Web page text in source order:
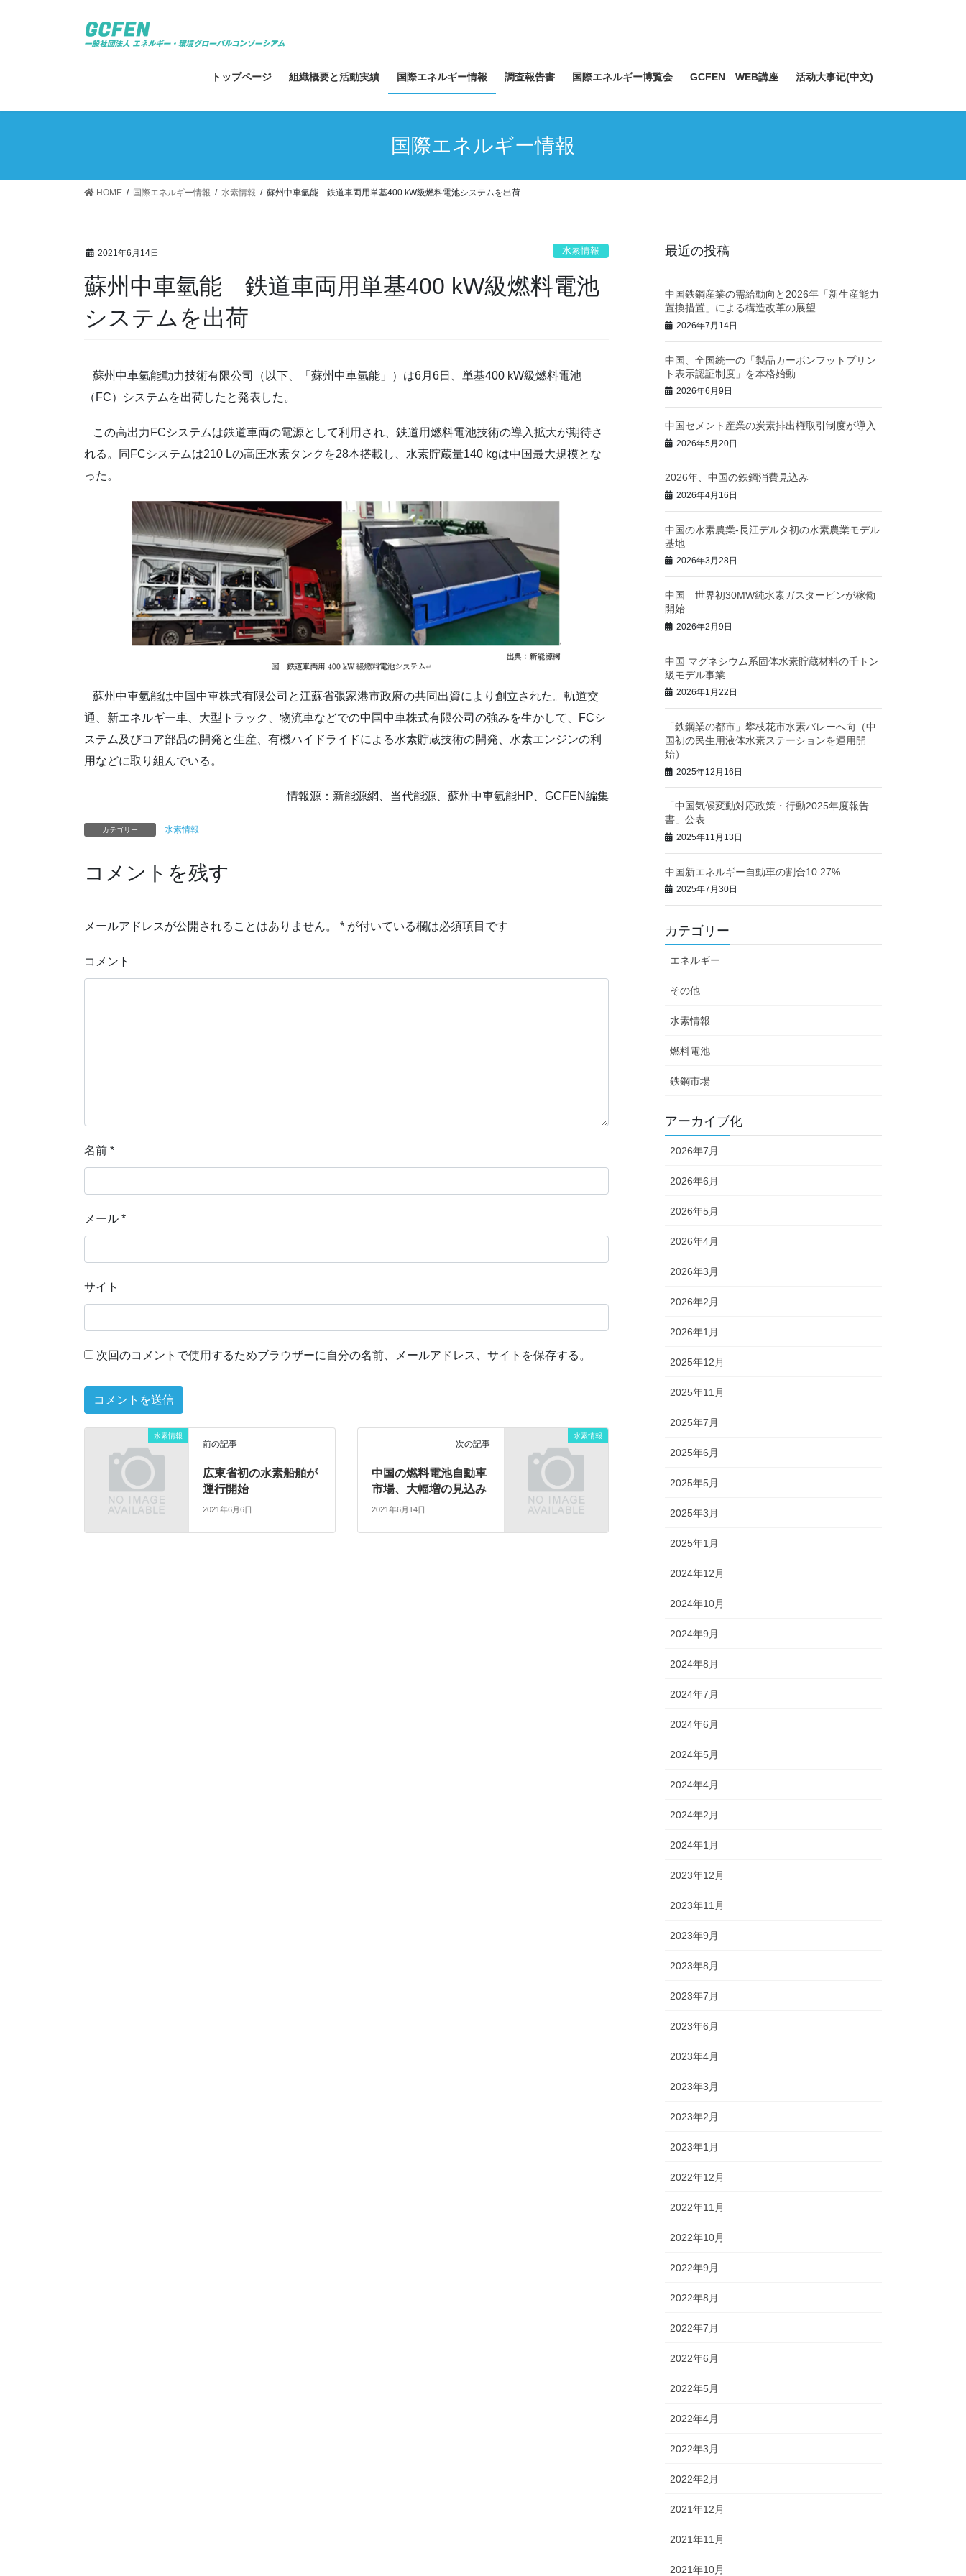
ス
ン
トップページ 組織概要と活動実績 国際エネルギー情報 調査報告書 国際エネルギー博覧会 GCFEN WEB講座 活动大事记(中文)
国際エネルギー情報
HOME 国際エネルギー情報 水素情報 蘇州中車氫能 鉄道車両用単基400 kW級燃料電池システムを出荷
2021年6月14日 水素情報
蘇州中車氫能 鉄道車両用単基400 kW級燃料電池
システムを出荷
蘇州中車氫能動力技術有限公司（以下、「蘇州中車氫能」）は6月6日、単基400 kW級燃料電池
（FC）システムを出荷したと発表した。
この高出力FCシステムは鉄道車両の電源として利用され、鉄道用燃料電池技術の導入拡大が期待さ
れる。同FCシステムは210 Lの高圧水素タンクを28本搭載し、水素貯蔵量140 kgは中国最大規模とな
った。
蘇州中車氫能は中国中車株式有限公司と江蘇省張家港市政府の共同出資により創立された。軌道交
通、新エネルギー車、大型トラック、物流車などでの中国中車株式有限公司の強みを生かして、FCシ
ステム及びコア部品の開発と生産、有機ハイドライドによる水素貯蔵技術の開発、水素エンジンの利
用などに取り組んでいる。
情報源：新能源網、当代能源、蘇州中車氫能HP、GCFEN編集
カテゴリー 水素情報
コメントを残す
メールアドレスが公開されることはありません。 * が付いている欄は必須項目です
コメント
名前 *
メール *
サイト
次回のコメントで使用するためブラウザーに自分の名前、メールアドレス、サイトを保存する。
水素情報
前の記事
広東省初の水素船舶が
運行開始
2021年6月6日
水素情報
次の記事
中国の燃料電池自動車
市場、大幅増の見込み
2021年6月14日
最近の投稿
中国鉄鋼産業の需給動向と2026年「新生産能力
置換措置」による構造改革の展望
2026年7月14日
中国、全国統一の「製品カーボンフットプリン
ト表示認証制度」を本格始動
2026年6月9日
中国セメント産業の炭素排出権取引制度が導入
2026年5月20日
2026年、中国の鉄鋼消費見込み
2026年4月16日
中国の水素農業‐長江デルタ初の水素農業モデル
基地
2026年3月28日
中国 世界初30MW純水素ガスタービンが稼働
開始
2026年2月9日
中国 マグネシウム系固体水素貯蔵材料の千トン
級モデル事業
2026年1月22日
「鉄鋼業の都市」攀枝花市水素バレーへ向（中
国初の民生用液体水素ステーションを運用開
始）
2025年12月16日
「中国気候変動対応政策・行動2025年度報告
書」公表
2025年11月13日
中国新エネルギー自動車の割合10.27%
2025年7月30日
カテゴリー
エネルギー
その他
水素情報
燃料電池
鉄鋼市場
アーカイブ化
2026年7月
2026年6月
2026年5月
2026年4月
2026年3月
2026年2月
2026年1月
2025年12月
2025年11月
2025年7月
2025年6月
2025年5月
2025年3月
2025年1月
2024年12月
2024年10月
2024年9月
2024年8月
2024年7月
2024年6月
2024年5月
2024年4月
2024年2月
2024年1月
2023年12月
2023年11月
2023年9月
2023年8月
2023年7月
2023年6月
2023年4月
2023年3月
2023年2月
2023年1月
2022年12月
2022年11月
2022年10月
2022年9月
2022年8月
2022年7月
2022年6月
2022年5月
2022年4月
2022年3月
2022年2月
2021年12月
2021年11月
2021年10月